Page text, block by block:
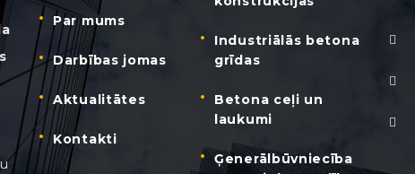
Par mums
Darbības jomas
Aktualitātes
Kontakti
Industriālās betona
grīdas
Betona ceļi un
laukumi
Ģenerālbūvniecība